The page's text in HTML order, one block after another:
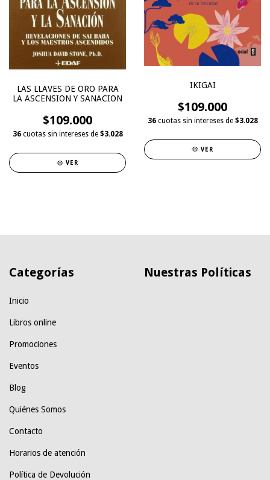
LAS LLAVES DE ORO PARA
LA ASCENSION Y SANACION
$109.000
36 cuotas sin intereses de $3.028
VER
IKIGAI
$109.000
36 cuotas sin intereses de $3.028
VER
Categorías
Inicio
Libros online
Promociones
Eventos
Blog
Quiénes Somos
Contacto
Horarios de atención
Política de Devolución
Nuestras Políticas